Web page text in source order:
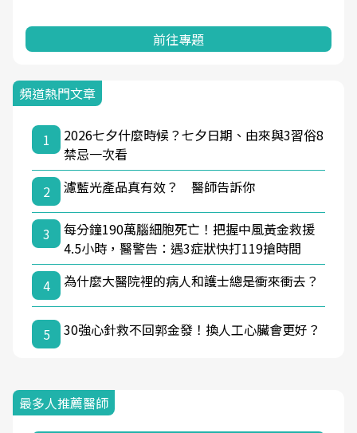
前往專題
頻道熱門文章
1
2026七夕什麼時候？七夕日期、由來與3習俗8
禁忌一次看
2
濾藍光產品真有效？ 醫師告訴你
3
每分鐘190萬腦細胞死亡！把握中風黃金救援
4.5小時，醫警告：遇3症狀快打119搶時間
4
為什麼大醫院裡的病人和護士總是衝來衝去？
5 30強心針救不回郭金發！換人工心臟會更好？
最多人推薦醫師